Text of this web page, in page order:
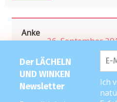
Der LÄCHELN
UND WINKEN
Newsletter
Ich
Anke
26. September
Natürlich…so ist
Antworten